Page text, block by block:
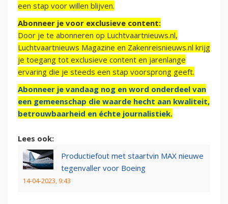
een stap voor willen blijven.
Abonneer je voor exclusieve content:
Door je te abonneren op Luchtvaartnieuws.nl,
Luchtvaartnieuws Magazine en Zakenreisnieuws.nl krijg
je toegang tot exclusieve content en jarenlange
ervaring die je steeds een stap voorsprong geeft.
Abonneer je vandaag nog en word onderdeel van
een gemeenschap die waarde hecht aan kwaliteit,
betrouwbaarheid en échte journalistiek.
Lees ook:
Productiefout met staartvin MAX nieuwe
tegenvaller voor Boeing
14-04-2023, 9:43